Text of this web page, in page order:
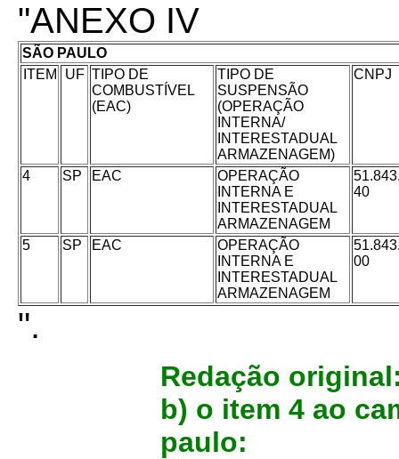
"ANEXO IV
SÃO PAULO
ITEM
UF TIPO DE
COMBUSTÍVEL
(EAC)
TIPO DE
SUSPENSÃO
(OPERAÇÃO
INTERNA/
INTERESTADUAL
ARMAZENAGEM)
CNPJ
4 SP EAC
OPERAÇÃO
INTERNA E
INTERESTADUAL
ARMAZENAGEM
40
5 SP EAC
OPERAÇÃO
INTERNA E
INTERESTADUAL
ARMAZENAGEM
00
".
Redação
b) o item 4 ao
paulo: